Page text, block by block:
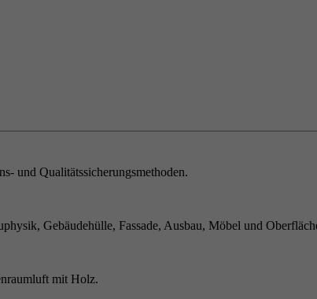
und Qualitätssicherungsmethoden.
Gebäudehülle, Fassade, Ausbau, Möbel und
mit Holz.